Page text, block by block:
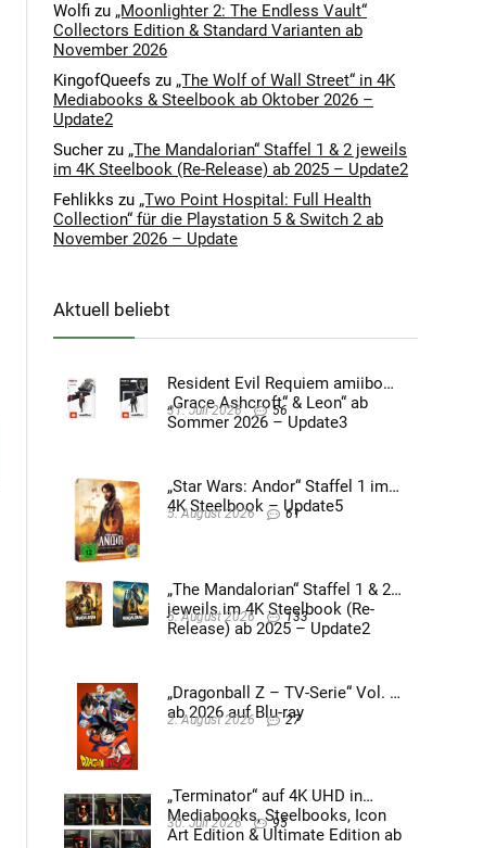
Wolfi zu „Moonlighter 2: The Endless Vault“
Collectors Edition & Standard Varianten ab
November 2026
KingofQueefs zu „The Wolf of Wall Street“ in 4K
Mediabooks & Steelbook ab Oktober 2026 –
Update2
Sucher zu „The Mandalorian“ Staffel 1 & 2 jeweils
im 4K Steelbook (Re-Release) ab 2025 – Update2
Fehlikks zu „Two Point Hospital: Full Health
Collection“ für die Playstation 5 & Switch 2 ab
November 2026 – Update
Aktuell beliebt
Resident Evil Requiem amiibo
„Grace Ashcroft“ & Leon“ ab
Sommer 2026 – Update3
31. Juli 2026 56
„Star Wars: Andor“ Staffel 1 im
4K Steelbook – Update5
5. August 2026 61
„The Mandalorian“ Staffel 1 & 2
jeweils im 4K Steelbook (Re-
Release) ab 2025 – Update2
5. August 2026 133
„Dragonball Z – TV-Serie“ Vol. 4
ab 2026 auf Blu-ray
2. August 2026 27
„Terminator“ auf 4K UHD in
Mediabooks, Steelbooks, Icon
Art Edition & Ultimate Edition ab
30. Juli 2026 95